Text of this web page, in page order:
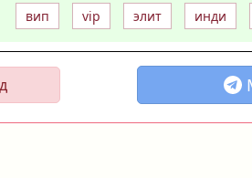
вип vip элит инди